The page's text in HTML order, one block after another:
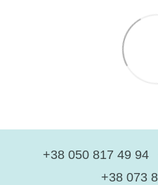
+38 050 817 49 94
+38 073